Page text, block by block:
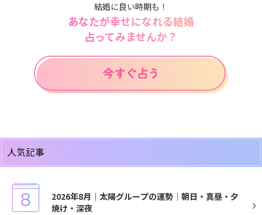
結婚に良い時期も！
あなたが幸せになれる結婚
占ってみませんか？
人気記事
2026年8月｜太陽グループの運勢｜朝日・真昼・夕
焼け・深夜